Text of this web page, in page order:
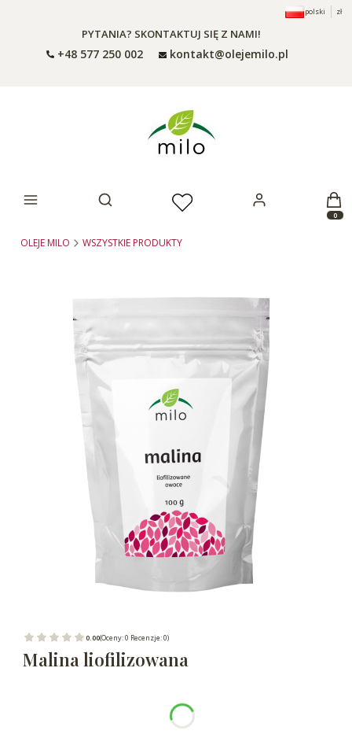
polski zł
PYTANIA? SKONTAKTUJ SIĘ Z NAMI!
+48 577 250 002 kontakt@olejemilo.pl
Otwórz wyszukiwarkę
OLEJE MILO WSZYSTKIE PRODUKTY
0.00(Oceny: 0 Recenzje: 0)
Malina liofilizowana
Poszczególne warianty mogą różnić się ceną